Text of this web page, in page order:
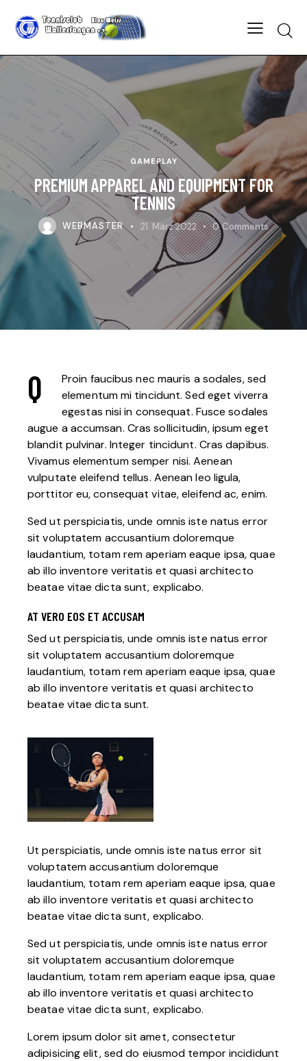
GAMEPLAY
PREMIUM APPAREL AND EQUIPMENT FOR
TENNIS
WEBMASTER 21. März 2022 0 Comments
Q
Proin faucibus nec mauris a sodales, sed
elementum mi tincidunt. Sed eget viverra
egestas nisi in consequat. Fusce sodales
augue a accumsan. Cras sollicitudin, ipsum eget
blandit pulvinar. Integer tincidunt. Cras dapibus.
Vivamus elementum semper nisi. Aenean
vulputate eleifend tellus. Aenean leo ligula,
porttitor eu, consequat vitae, eleifend ac, enim.
Sed ut perspiciatis, unde omnis iste natus error
sit voluptatem accusantium doloremque
laudantium, totam rem aperiam eaque ipsa, quae
ab illo inventore veritatis et quasi architecto
beatae vitae dicta sunt, explicabo.
AT VERO EOS ET ACCUSAM
Sed ut perspiciatis, unde omnis iste natus error
sit voluptatem accusantium doloremque
laudantium, totam rem aperiam eaque ipsa, quae
ab illo inventore veritatis et quasi architecto
beatae vitae dicta sunt.
Ut perspiciatis, unde omnis iste natus error sit
voluptatem accusantium doloremque
laudantium, totam rem aperiam eaque ipsa, quae
ab illo inventore veritatis et quasi architecto
beatae vitae dicta sunt, explicabo.
Sed ut perspiciatis, unde omnis iste natus error
sit voluptatem accusantium doloremque
laudantium, totam rem aperiam eaque ipsa, quae
ab illo inventore veritatis et quasi architecto
beatae vitae dicta sunt, explicabo.
Lorem ipsum dolor sit amet, consectetur
adipisicing elit, sed do eiusmod tempor incididunt